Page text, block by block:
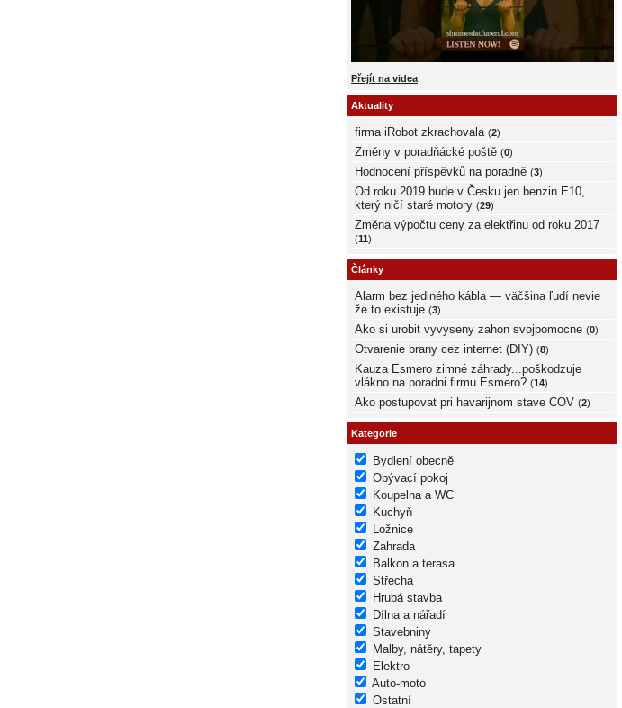
Přejít na videa
Aktuality
firma iRobot zkrachovala (2)
Změny v poradňácké poště (0)
Hodnocení příspěvků na poradně (3)
Od roku 2019 bude v Česku jen benzin E10,
který ničí staré motory (29)
Změna výpočtu ceny za elektřinu od roku 2017
(11)
Články
Alarm bez jediného kábla — väčšina ľudí nevie
že to existuje (3)
Ako si urobit vyvyseny zahon svojpomocne (0)
Otvarenie brany cez internet (DIY) (8)
Kauza Esmero zimné záhrady...poškodzuje
vlákno na poradni firmu Esmero? (14)
Ako postupovat pri havarijnom stave COV (2)
Kategorie
Bydlení obecně
Obývací pokoj
Koupelna a WC
Kuchyň
Ložnice
Zahrada
Balkon a terasa
Střecha
Hrubá stavba
Dílna a nářadí
Stavebniny
Malby, nátěry, tapety
Elektro
Auto-moto
Ostatní